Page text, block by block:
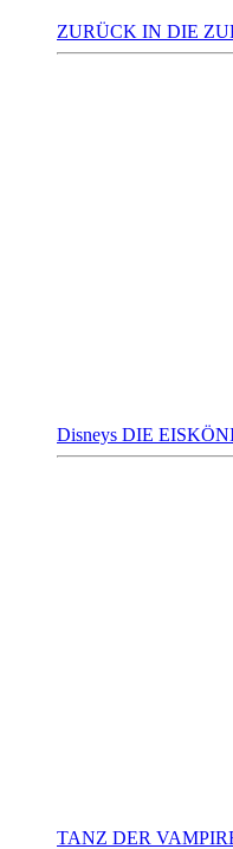
ZURÜCK IN DIE
Disneys DIE
TANZ DER